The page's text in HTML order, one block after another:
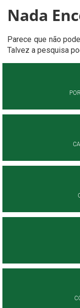
Nada
Parece que não
Talvez a pesquisa